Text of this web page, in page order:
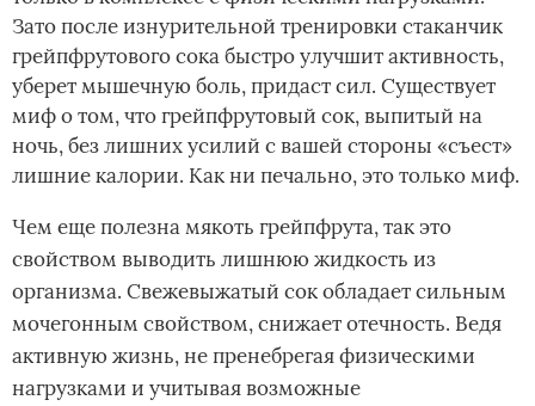
Зато после изнурительной тренировки стаканчик
грейпфрутового сока быстро улучшит активность,
уберет мышечную боль, придаст сил. Существует
миф о том, что грейпфрутовый сок, выпитый на
ночь, без лишних усилий с вашей стороны «съест»
лишние калории. Как ни печально, это только миф.
Чем еще полезна мякоть грейпфрута, так это
свойством выводить лишнюю жидкость из
организма. Свежевыжатый сок обладает сильным
мочегонным свойством, снижает отечность. Ведя
активную жизнь, не пренебрегая физическими
нагрузками и учитывая возможные